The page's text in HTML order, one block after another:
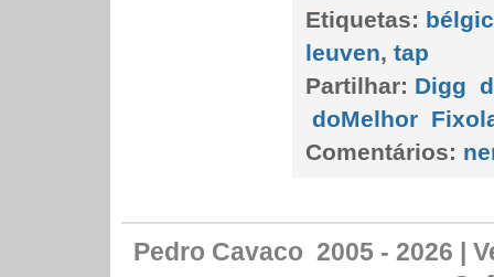
Etiquetas:
leuven, tap
Partilhar: Digg
doMelhor
Comentários:
Pedro Cavaco 2005 - 2026 |